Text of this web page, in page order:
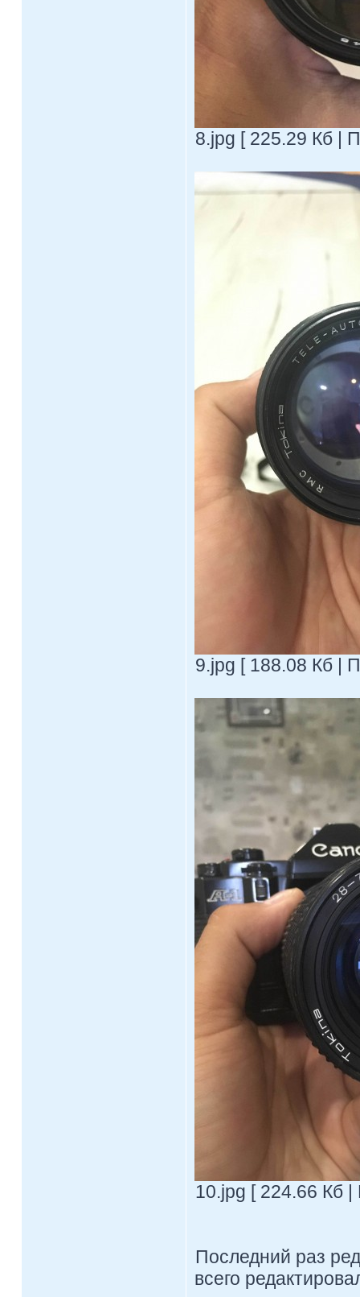
8.jpg [ 225.29 Кб |
9.jpg [ 188.08 Кб |
10.jpg [ 224.66 Кб
Последний раз
всего